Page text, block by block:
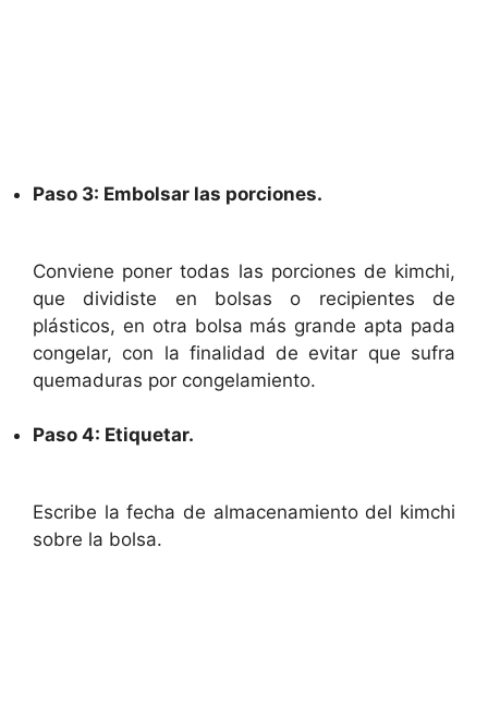
Paso 3: Embolsar las porciones.
Conviene poner todas las porciones de kimchi,
que dividiste en bolsas o recipientes de
plásticos, en otra bolsa más grande apta pada
congelar, con la finalidad de evitar que sufra
quemaduras por congelamiento.
Paso 4: Etiquetar.
Escribe la fecha de almacenamiento del kimchi
sobre la bolsa.